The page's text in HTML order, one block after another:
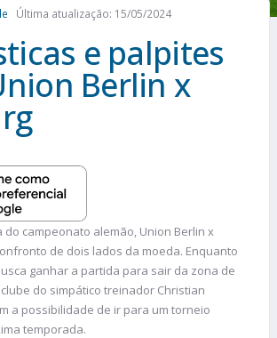
Última atualização: 15/05/2024
e palpites
Berlin x
do campeonato alemão, Union Berlin x
de dois lados da moeda. Enquanto
ganhar a partida para sair da zona de
do simpático treinador Christian
a possibilidade de ir para um torneio
temporada.